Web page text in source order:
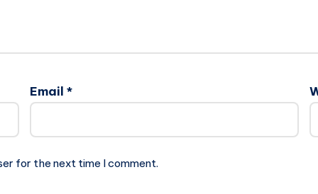
Email *
for the next time I comment.